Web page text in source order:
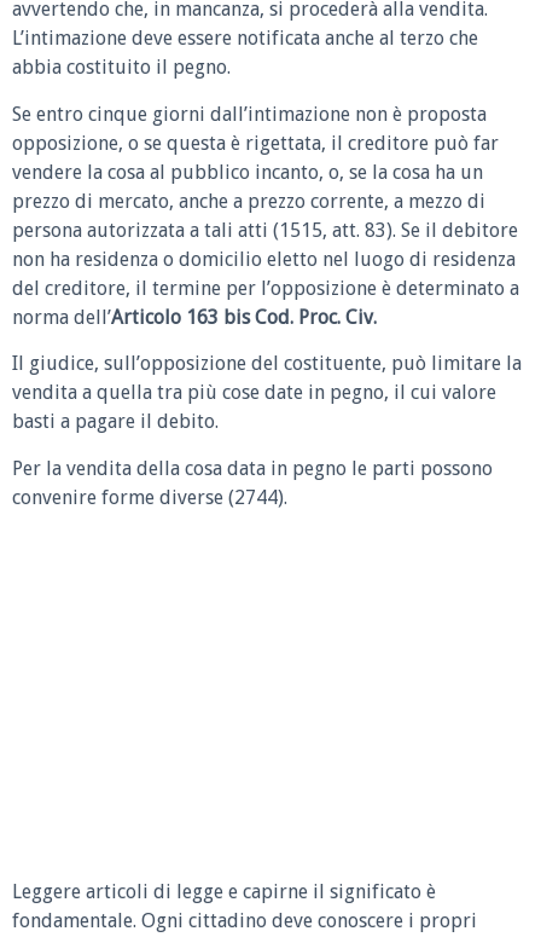
avvertendo che, in mancanza, si procederà alla vendita.
L’intimazione deve essere notificata anche al terzo che
abbia costituito il pegno.
Se entro cinque giorni dall’intimazione non è proposta
opposizione, o se questa è rigettata, il creditore può far
vendere la cosa al pubblico incanto, o, se la cosa ha un
prezzo di mercato, anche a prezzo corrente, a mezzo di
persona autorizzata a tali atti (1515, att. 83). Se il debitore
non ha residenza o domicilio eletto nel luogo di residenza
del creditore, il termine per l’opposizione è determinato a
norma dell’Articolo 163 bis Cod. Proc. Civ.
Il giudice, sull’opposizione del costituente, può limitare la
vendita a quella tra più cose date in pegno, il cui valore
basti a pagare il debito.
Per la vendita della cosa data in pegno le parti possono
convenire forme diverse (2744).
Leggere articoli di legge e capirne il significato è
fondamentale. Ogni cittadino deve conoscere i propri